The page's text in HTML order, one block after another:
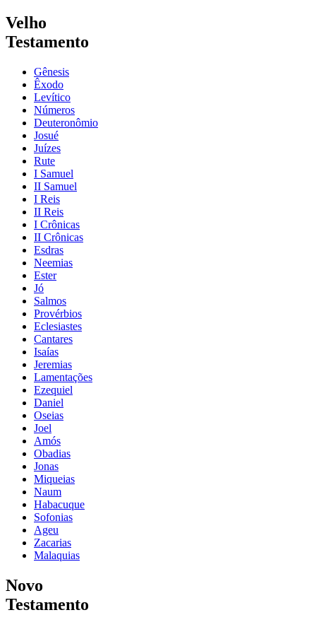
Velho
Testamento
Gênesis
Êxodo
Levítico
Números
Deuteronômio
Josué
Juízes
Rute
I Samuel
II Samuel
I Reis
II Reis
I Crônicas
II Crônicas
Esdras
Neemias
Ester
Jó
Salmos
Provérbios
Eclesiastes
Cantares
Isaías
Jeremias
Lamentações
Ezequiel
Daniel
Oseias
Joel
Amós
Obadias
Jonas
Miqueias
Naum
Habacuque
Sofonias
Ageu
Zacarias
Malaquias
Novo
Testamento